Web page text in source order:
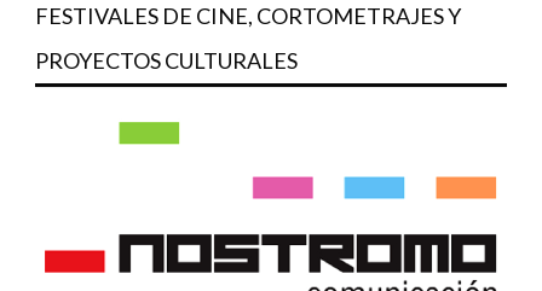
FESTIVALES DE CINE, CORTOMETRAJES Y
PROYECTOS CULTURALES